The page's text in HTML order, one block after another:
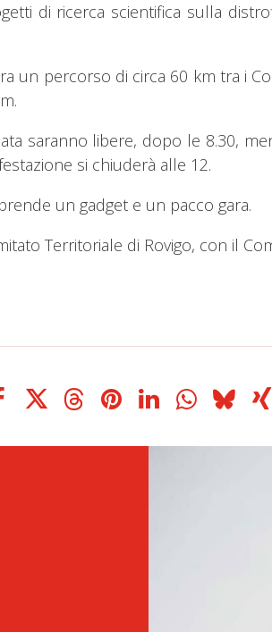
di ricerca scientifica sulla
un percorso di circa 60 km tra i
saranno libere, dopo le 8.30,
si chiuderà alle 12.
un gadget e un pacco gara.
Territoriale di Rovigo, con il